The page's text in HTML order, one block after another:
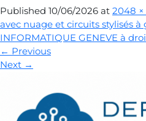
Published 10/06/2026 at 2048 ×
avec nuage et circuits stylisés à
INFORMATIQUE GENEVE à
← Previous
Next →